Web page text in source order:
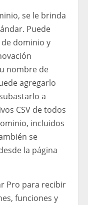
se le brinda
Puede
dominio y
nombre de
agregarlo
a
CSV de todos
incluidos
se
la página
Pro para recibir
funciones y